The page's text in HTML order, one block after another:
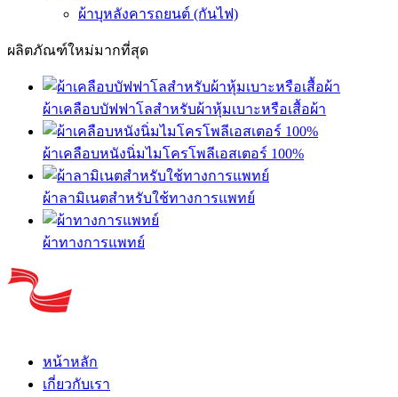
ผ้าบุหลังคารถยนต์ (กันไฟ)
ผลิตภัณฑ์ใหม่มากที่สุด
ผ้าเคลือบบัฟฟาโลสำหรับผ้าหุ้มเบาะหรือเสื้อผ้า
ผ้าเคลือบหนังนิ่มไมโครโพลีเอสเตอร์ 100%
ผ้าลามิเนตสำหรับใช้ทางการแพทย์
ผ้าทางการแพทย์
หน้าหลัก
เกี่ยวกับเรา